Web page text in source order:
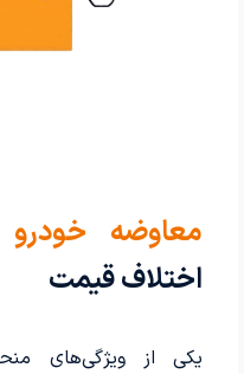
معاوضه خودرو
اختلاف قیمت
یکی از ویژگی‌های